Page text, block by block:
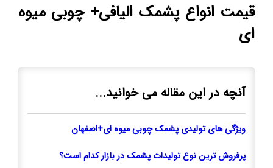
قیمت انواع پشمک الیافی+ چوبی میوه
ای
آنچه در این مقاله می خوانید...
ویژگی های تولیدی پشمک چوبی میوه ای+اصفهان
پرفروش ترین نوع تولیدات پشمک در بازار کدام است؟